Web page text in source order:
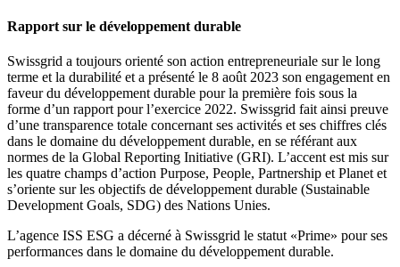
Rapport sur le développement durable
Swissgrid a toujours orienté son action entrepreneuriale sur le long
terme et la durabilité et a présenté le 8 août 2023 son engagement en
faveur du développement durable pour la première fois sous la
forme d’un rapport pour l’exercice 2022. Swissgrid fait ainsi preuve
d’une transparence totale concernant ses activités et ses chiffres clés
dans le domaine du développement durable, en se référant aux
normes de la Global Reporting Initiative (GRI). L’accent est mis sur
les quatre champs d’action Purpose, People, Partnership et Planet et
s’oriente sur les objectifs de développement durable (Sustainable
Development Goals, SDG) des Nations Unies.
L’agence ISS ESG a décerné à Swissgrid le statut «Prime» pour ses
performances dans le domaine du développement durable.